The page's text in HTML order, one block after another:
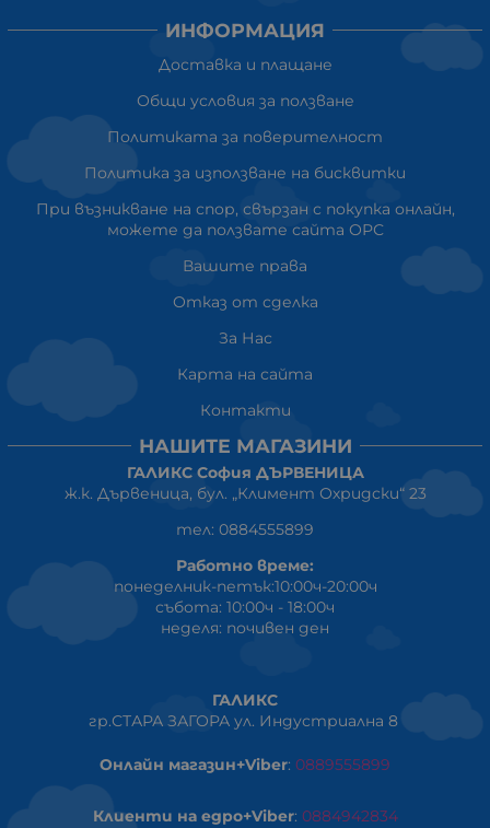
ИНФОРМАЦИЯ
Доставка и плащане
Общи условия за ползване
Политиката за поверителност
Политика за използване на бисквитки
При възникване на спор, свързан с покупка онлайн,
можете да ползвате сайта ОРС
Вашите права
Отказ от сделка
За Нас
Карта на сайта
Контакти
НАШИТЕ МАГАЗИНИ
ГАЛИКС София ДЪРВЕНИЦА
ж.к. Дървеница, бул. „Климент Охридски“ 23
тел: 0884555899
Работно време:
понеделник-петък:10:00ч-20:00ч
събота: 10:00ч - 18:00ч
неделя: почивен ден
ГАЛИКС
гр.СТАРА ЗАГОРА ул. Индустриална 8
Онлайн магазин+Viber: 0889555899
Клиенти на едро+Viber: 0884942834